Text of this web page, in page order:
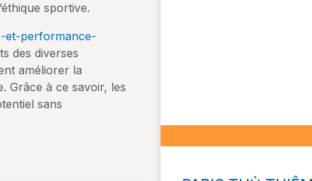
sportive.
et-performance-
des diverses
améliorer la
Grâce à ce savoir, les
sans